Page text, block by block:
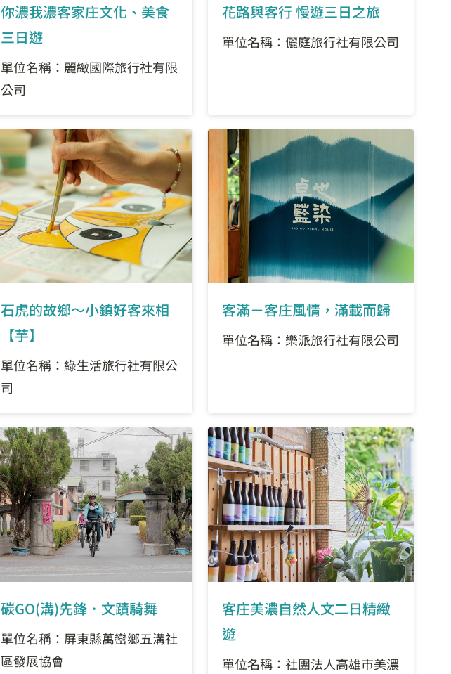
你濃我濃客家庄文化、美食
三日遊
單位名稱：麗緻國際旅行社有限
公司
花路與客行 慢遊三日之旅
單位名稱：儷庭旅行社有限公司
石虎的故鄉～小鎮好客來相
【芋】
單位名稱：綠生活旅行社有限公
司
客滿－客庄風情，滿載而歸
單位名稱：樂派旅行社有限公司
碳GO(溝)先鋒．文蹟騎舞
單位名稱：屏東縣萬巒鄉五溝社
區發展協會
客庄美濃自然人文二日精緻
遊
單位名稱：社團法人高雄市美濃